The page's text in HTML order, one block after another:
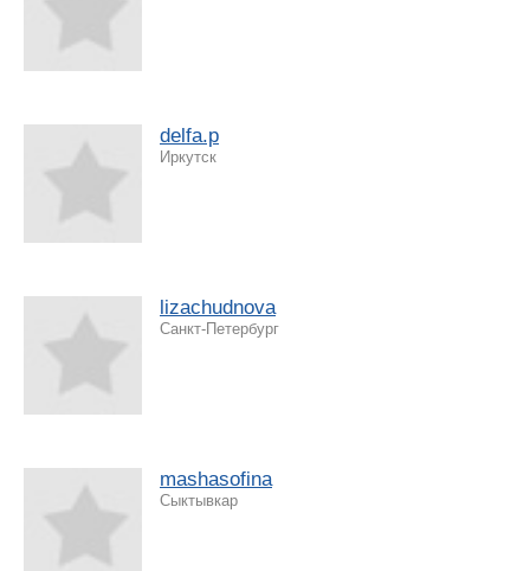
delfa.p
Иркутск
lizachudnova
Санкт-Петербург
mashasofina
Сыктывкар